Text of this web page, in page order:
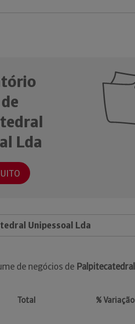
Lda
Unipessoal Lda
de negócios de Palpitecatedral
Total % Variação